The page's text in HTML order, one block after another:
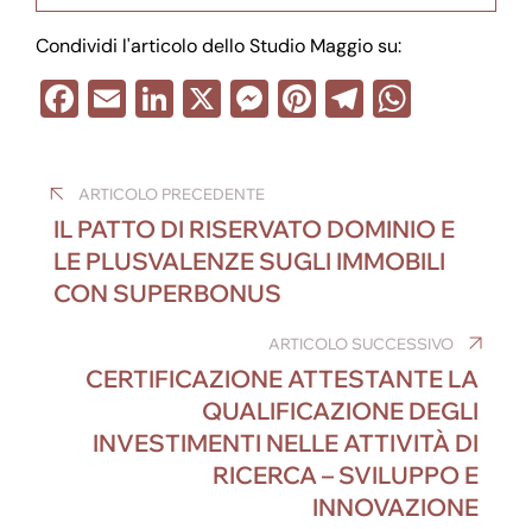
Condividi l'articolo dello Studio Maggio su:
F
c
e
b
o
k
E
ail
Li
k
e
dI
n
X M
e
n
g
er
Pi
e
st
T
gr
a
s
A
p
articoli
ARTICOLO PRECEDENTE
IL PATTO DI RISERVATO DOMINIO E
LE PLUSVALENZE SUGLI IMMOBILI
CON SUPERBONUS
ARTICOLO SUCCESSIVO
CERTIFICAZIONE ATTESTANTE LA
QUALIFICAZIONE DEGLI
INVESTIMENTI NELLE ATTIVITÀ DI
RICERCA – SVILUPPO E
INNOVAZIONE